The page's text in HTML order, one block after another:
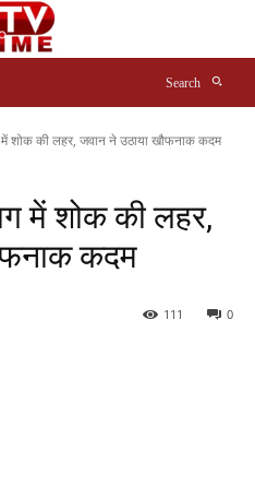
Search
में शोक की लहर, जवान ने उठाया खौफनाक कदम
में शोक की लहर,
कदम
0
111